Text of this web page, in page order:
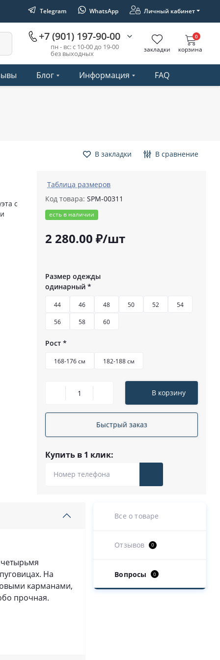
Telegram WhatsApp Личный кабинет
+7 (901) 197-90-00
пн - вс: с 10-00 до 19-00
без выходных закладки корзина
0
Блог Информация FAQ
В закладки В сравнение
с
Таблица размеров
Код товара: SPM-00311
есть в наличии
2 280.00 ₽/шт
Размер одежды
одинарный *
44 46 48 50 52 54
56 58 60
Рост *
168-176 см 182-188 см
В корзину
Быстрый заказ
Купить в 1 клик:
На
карманами,
прочная.
Все о товаре
Отзывов 0
Вопросы 0